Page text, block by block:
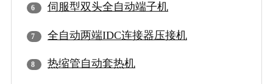
伺服型双头全自动端子机
全自动两端IDC连接器压接机
热缩管自动套热机